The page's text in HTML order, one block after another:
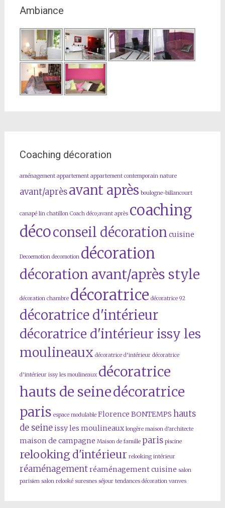
Ambiance
Coaching décoration
aménagement appartement appartement contemporain nature
avant/aprèsavant après boulogne-billancourt
canapé lin chatillon Coach déco;avant après coaching
décoconseil décoration cuisine
Decoemotion decomotion décoration
décoration avant/après style
décoration chambre décoratrice décoratrice 92
décoratrice d'intérieur
décoratrice d'intérieur issy les
moulineaux décoratrice d’intérieur décoratrice
d’intérieur issy les moulineaux décoratrice
hauts de seinedécoratrice
paris espace modulable Florence BONTEMPS hauts
de seine issy les moulineaux longère maison d'architecte
maison de campagne Maison de famille paris piscine
relooking d'intérieur relooking intérieur
réaménagementréaménagement cuisine salon
parisien salon relooké suresnes séjour tendances décoration vanves